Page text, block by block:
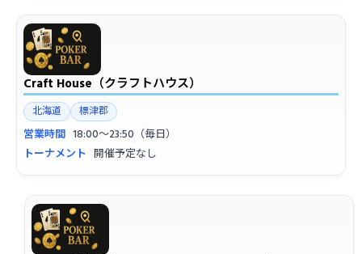
Craft House（クラフトハウス）
北海道 標津郡
営業時間 18:00〜23:50（毎日）
トーナメント 開催予定なし